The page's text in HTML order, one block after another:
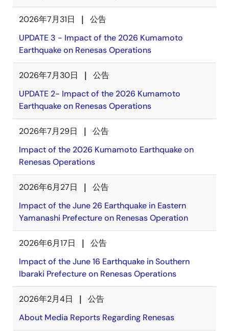
2026年7月31日
公告
UPDATE 3 - Impact of the 2026 Kumamoto
Earthquake on Renesas Operations
2026年7月30日
公告
UPDATE 2- Impact of the 2026 Kumamoto
Earthquake on Renesas Operations
2026年7月29日
公告
Impact of the 2026 Kumamoto Earthquake on
Renesas Operations
2026年6月27日
公告
Impact of the June 26 Earthquake in Eastern
Yamanashi Prefecture on Renesas Operation
2026年6月17日
公告
Impact of the June 16 Earthquake in Southern
Ibaraki Prefecture on Renesas Operations
2026年2月4日
公告
About Media Reports Regarding Renesas